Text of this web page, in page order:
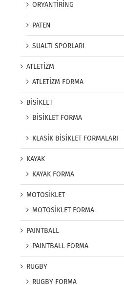
ORYANTİRİNG
PATEN
SUALTI SPORLARI
ATLETİZM
ATLETİZM FORMA
BİSİKLET
BİSİKLET FORMA
KLASİK BİSİKLET FORMALARI
KAYAK
KAYAK FORMA
MOTOSİKLET
MOTOSİKLET FORMA
PAINTBALL
PAINTBALL FORMA
RUGBY
RUGBY FORMA